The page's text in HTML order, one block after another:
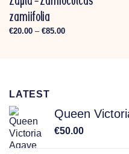
zamiifolia
€20.00 – €85.00Price
LATEST
Queen
€50.00